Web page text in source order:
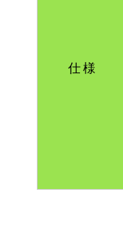
仕様